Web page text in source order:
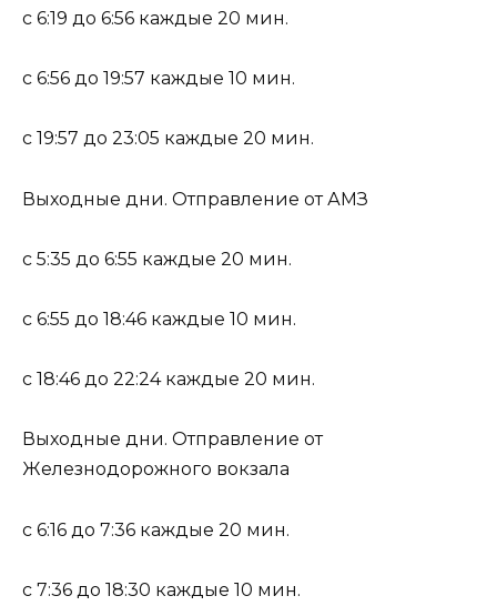
с 6:19 до 6:56 каждые 20 мин.
с 6:56 до 19:57 каждые 10 мин.
с 19:57 до 23:05 каждые 20 мин.
Выходные дни. Отправление от АМЗ
с 5:35 до 6:55 каждые 20 мин.
с 6:55 до 18:46 каждые 10 мин.
с 18:46 до 22:24 каждые 20 мин.
Выходные дни. Отправление от
Железнодорожного вокзала
с 6:16 до 7:36 каждые 20 мин.
с 7:36 до 18:30 каждые 10 мин.